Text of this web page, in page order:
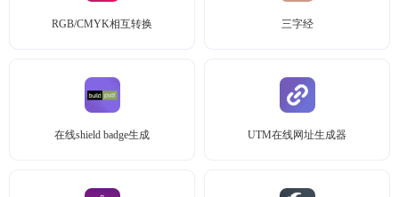
RGB/CMYK相互转换 三字经
在线shield badge生成 UTM在线网址生成器